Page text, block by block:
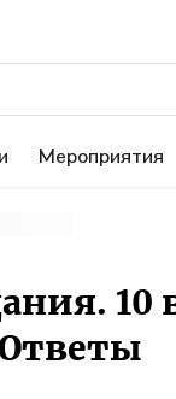
Мероприятия
10